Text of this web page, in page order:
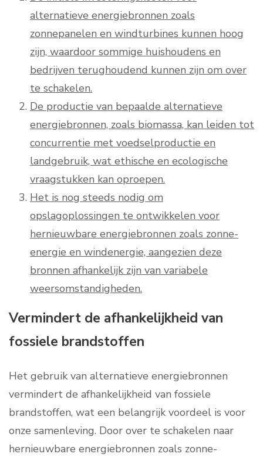
alternatieve energiebronnen zoals
zonnepanelen en windturbines kunnen hoog
zijn, waardoor sommige huishoudens en
bedrijven terughoudend kunnen zijn om over
te schakelen.
De productie van bepaalde alternatieve
energiebronnen, zoals biomassa, kan leiden tot
concurrentie met voedselproductie en
landgebruik, wat ethische en ecologische
vraagstukken kan oproepen.
Het is nog steeds nodig om
opslagoplossingen te ontwikkelen voor
hernieuwbare energiebronnen zoals zonne-
energie en windenergie, aangezien deze
bronnen afhankelijk zijn van variabele
weersomstandigheden.
Vermindert de afhankelijkheid van
fossiele brandstoffen
Het gebruik van alternatieve energiebronnen
vermindert de afhankelijkheid van fossiele
brandstoffen, wat een belangrijk voordeel is voor
onze samenleving. Door over te schakelen naar
hernieuwbare energiebronnen zoals zonne-